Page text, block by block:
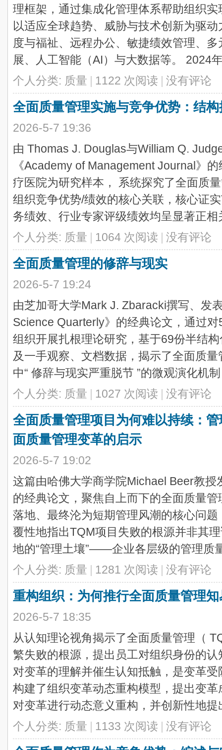
理框架，通过集成化管理体系帮助组织
以适应全球趋势、威胁与技术创新为驱
度与福祉、远程办公、敏捷绩效管理、
展、人工智能（AI）与大数据等。 2024
个人分类: 质量 | 1122 次阅读 | 没有评论
全面质量管理实施与竞争优势：结
2026-5-7 19:36
由 Thomas J. Douglas与William Q.
《Academy of Management Journal》
疗医院为研究样本， 系统探究了全面质
组织竞争优势/绩效的核心关联，核心证
务绩效、行业专家评级绩效均呈显著正相
个人分类: 质量 | 1064 次阅读 | 没有评论
全面质量管理的修辞与现实
2026-5-7 19:24
由芝加哥大学Mark J. Zbaracki撰写、发
Science Quarterly》的经典论文，通过
组织开展扎根理论研究，基于69份半结
及一手观察、文档数据，揭示了全面质
中“ 修辞与现实严重脱节 ”的微观演化机
个人分类: 质量 | 1027 次阅读 | 没有评论
全面质量管理项目为何难以持续：
面质量管理变革的启示
2026-5-7 19:02
这篇由哈佛大学商学院Michael Beer教
的经典论文，聚焦自上而下的全面质量
落地、最终沦为短期管理风潮的核心问
覆性地指出TQM项目失败的根源并非其
地的“管理土壤”——企业各层级的管理质
个人分类: 质量 | 1281 次阅读 | 没有评论
重构组织：为何推行全面质量管理
2026-5-7 18:35
从认知理论视角揭示了全面质量管理（
繁失败的根源，提出员工对组织身份的
对变革的理解并催生认知抵触，是变革
构建了组织变革动态重构模型，提出变
对变革进行动态意义重构，并创新性地提
个人分类: 质量 | 1133 次阅读 | 没有评论